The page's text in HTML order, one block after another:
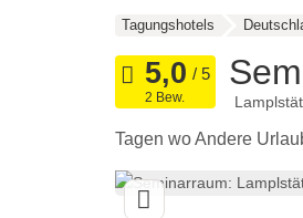
Tagungshotels
Tagen wo Andere
2 Bew.